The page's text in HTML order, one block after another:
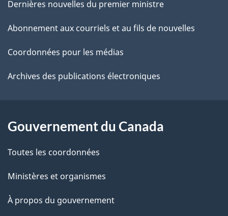
l
s
d
e
a
p
a
g
e
de
ce
site
Dernières nouvelles du premier ministre
Abonnement aux courriels et au fils de nouvelles
Coordonnées pour les médias
Archives des publications électroniques
Gouvernement du Canada
Toutes les coordonnées
Ministères et organismes
À propos du gouvernement